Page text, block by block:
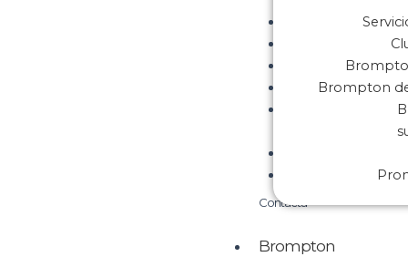
Brompton
Contacta
Brompton